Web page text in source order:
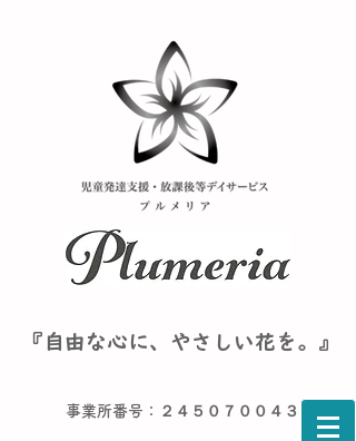
『自由な心に、やさしい花を。』
事業所番号：２４５０７００４３６